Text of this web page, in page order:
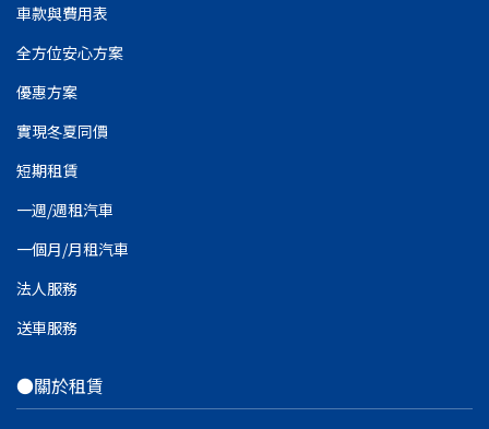
車款與費用表
全方位安心方案
優惠方案
實現冬夏同價
短期租賃
一週/週租汽車
一個月/月租汽車
法人服務
送車服務
●關於租賃